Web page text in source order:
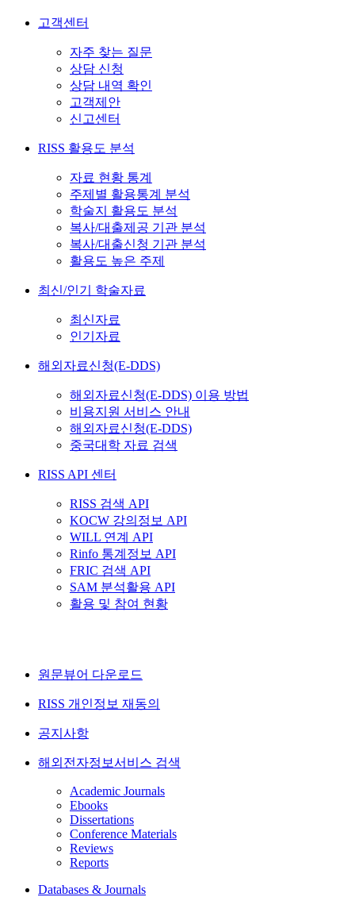
고객센터
자주 찾는 질문
상담 신청
상담 내역 확인
고객제안
신고센터
RISS 활용도 분석
자료 현황 통계
주제별 활용통계 분석
학술지 활용도 분석
복사/대출제공 기관 분석
복사/대출신청 기관 분석
활용도 높은 주제
최신/인기 학술자료
최신자료
인기자료
해외자료신청(E-DDS)
해외자료신청(E-DDS) 이용 방법
비용지원 서비스 안내
해외자료신청(E-DDS)
중국대학 자료 검색
RISS API 센터
RISS 검색 API
KOCW 강의정보 API
WILL 연계 API
Rinfo 통계정보 API
FRIC 검색 API
SAM 분석활용 API
활용 및 참여 현황
원문뷰어 다운로드
RISS 개인정보 재동의
공지사항
해외전자정보서비스 검색
Academic Journals
Ebooks
Dissertations
Conference Materials
Reviews
Reports
Databases & Journals